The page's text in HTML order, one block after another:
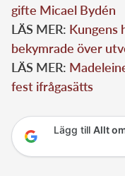
gifte Micael Bydén
LÄS MER: Kungens
bekymrade över
LÄS MER:
fest ifrågasätts
Lägg till Allt